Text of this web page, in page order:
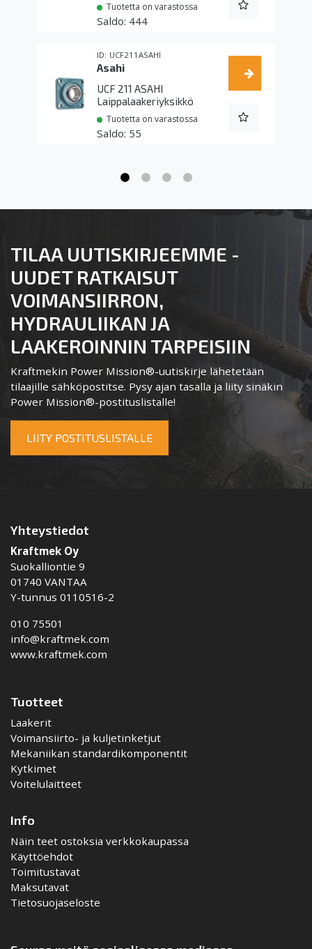
Tuotetta on varastossa
444
UCF211ASAHI
Asahi
UCF 211 ASAHI
Laippalaakeriyksikkö
Tuotetta on varastossa
55
TILAA UUTISKIRJEEMME -
UUDET RATKAISUT
VOIMANSIIRRON,
HYDRAULIIKAN JA
LAAKEROINNIN TARPEISIIN
Kraftmekin Power Mission®-uutiskirje lähetetään
tilaajille sähköpostitse. Pysy ajan tasalla ja liity sinäkin
Power Mission®-postituslistalle!
LIITY POSTITUSLISTALLE
Yhteystiedot
Kraftmek Oy
Suokalliontie 9
01740 VANTAA
Y-tunnus 0110516-2
010 75501
info@kraftmek.com
www.kraftmek.com
Tuotteet
Laakerit
Voimansiirto- ja kuljetinketjut
Mekaniikan standardikomponentit
Kytkimet
Voitelulaitteet
Info
Näin teet ostoksia verkkokaupassa
Käyttöehdot
Toimitustavat
Maksutavat
Tietosuojaseloste